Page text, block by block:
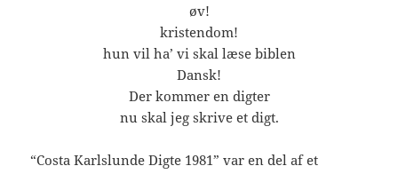
øv!
kristendom!
hun vil ha’ vi skal læse biblen
Dansk!
Der kommer en digter
nu skal jeg skrive et digt.
“Costa Karlslunde Digte 1981” var en del af et